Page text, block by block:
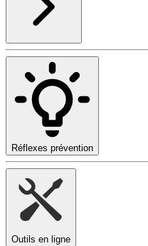
Réflexes prévention
Outils en ligne